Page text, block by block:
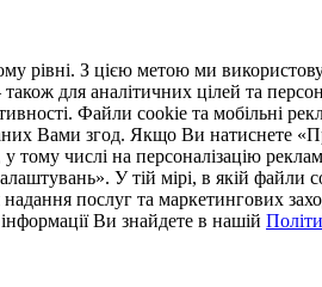
З цією метою ми
для аналітичних цілей та
Файли cookie та мобільні
Вами згод. Якщо Ви натиснете
числі на персоналізацію
У тій мірі, в якій
надання послуг та маркетингових
Ви знайдете в нашій